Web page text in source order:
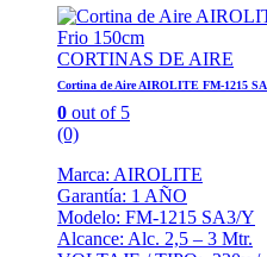
CORTINAS DE AIRE
Cortina de Aire AIROLITE FM-1215
0 out of 5
(0)
Marca: AIROLITE
Garantía: 1 AÑO
Modelo: FM-1215 SA3/Y
Alcance: Alc. 2,5 – 3 Mtr.